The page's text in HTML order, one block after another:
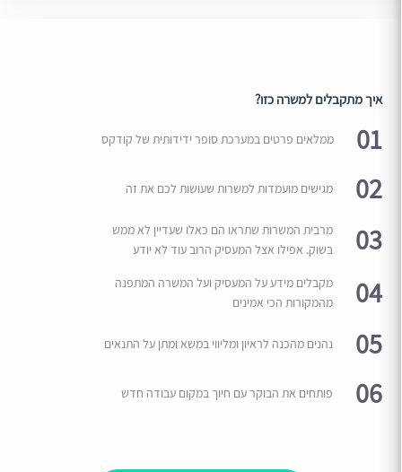
איך מתקבלים למשרה כזו?
01 ממלאים פרטים במערכת סופר ידידותית של קודקס
02 מגישים מועמדות למשרות שעושות לכם את זה
03
מרבית המשרות שתראו הם כאלו שעדיין לא ממש
בשוק. אפילו אצל המעסיק הרוב עוד לא יודע
04
מקבלים מידע על המעסיק ועל המשרה המתפנה
מהמקורות הכי אמינים
05 נהנים מהכנה לראיון ומליווי במשא ומתן על התנאים
06 פותחים את הבוקר עם חיוך במקום עבודה חדש